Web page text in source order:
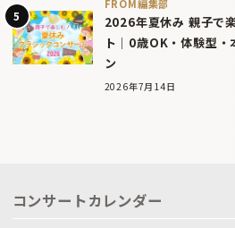
FROM編集部
2026年夏休み 親子で
ト｜0歳OK・体験型
ン
2026年7月14日
コンサートカレンダー